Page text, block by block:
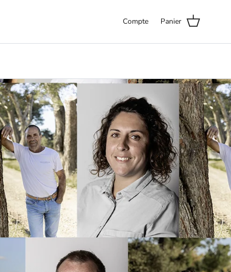
Compte Panier